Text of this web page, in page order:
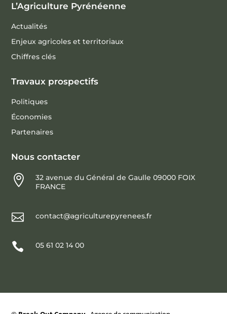
L’Agriculture Pyrénéenne
Actualités
Enjeux agricoles et territoriaux
Chiffres clés
Travaux prospectifs
Politiques
Économies
Partenaires
Nous contacter

32 avenue du Général de Gaulle 09000 FOIX
FRANCE
 contact@agriculturepyrenees.fr
 05 61 02 14 00